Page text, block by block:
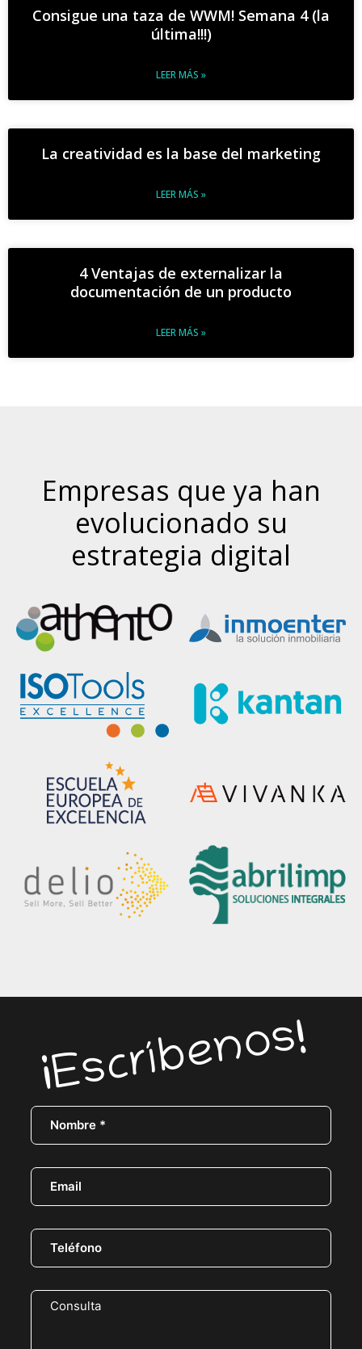
Consigue una taza de WWM! Semana 4 (la
última!!!)
LEER MÁS »
La creatividad es la base del marketing
LEER MÁS »
4 Ventajas de externalizar la
documentación de un producto
LEER MÁS »
Empresas que ya han
evolucionado su
estrategia digital
¡Escríbenos!